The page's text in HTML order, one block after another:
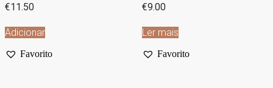
€11.50
Adicionar
Favorito
€9.00
Ler mais
Favorito